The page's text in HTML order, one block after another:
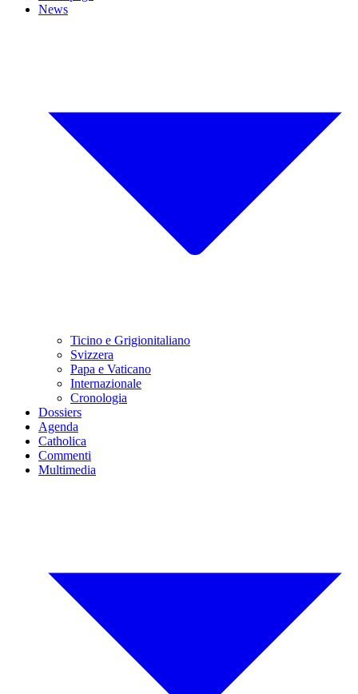
News
Ticino e Grigionitaliano
Svizzera
Papa e Vaticano
Internazionale
Cronologia
Dossiers
Agenda
Catholica
Commenti
Multimedia